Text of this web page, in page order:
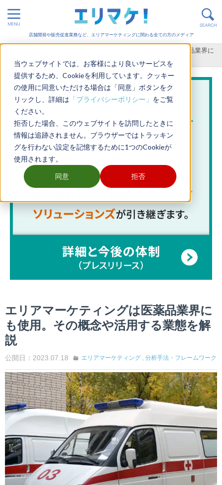
当ウェブサイトでは、お客様により良いサービスを
提供するため、Cookieを利用しています。クッキー
の使用に同意いただける場合は「同意」ボタンをク
リックし、詳細は 「プライバシーポリシー」 をご覧
ください。
拒否した場合、このウェブサイトを訪問したときに
情報は追跡されません。ブラウザーではトラッキン
グを行わない設定を記憶するために1つのCookieが
使用されます。
同意 拒否
店舗開発や販売促進業務など、エリアマーケティングに関わる全ての方のメディア
エリアマーケティングは医薬品業界に
も使用。その概念や活用する業態を解説
エリアマーケティングは医薬品業界に
も使用。その概念や活用する業態を解
説
公開日：2023.07.18 エリアマーケティング , 分析手法・フレームワーク